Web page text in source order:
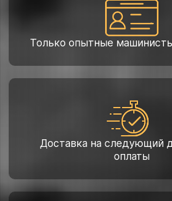
Только опытные
Доставка на следующий
оплаты